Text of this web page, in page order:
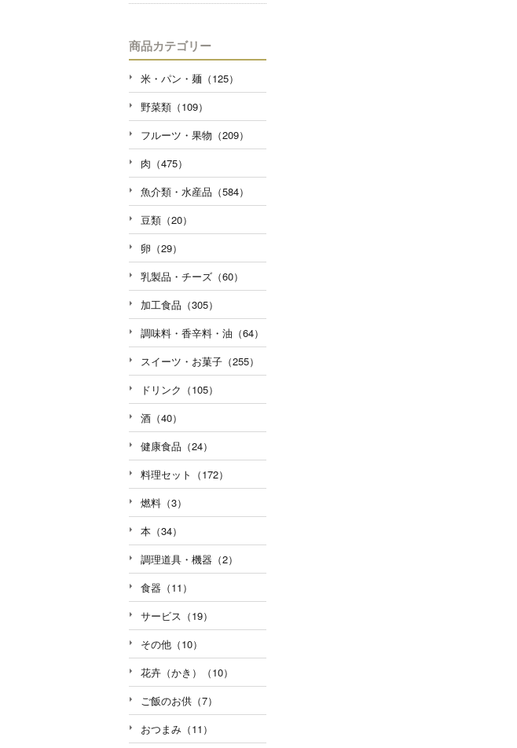
商品カテゴリー
米・パン・麺（125）
野菜類（109）
フルーツ・果物（209）
肉（475）
魚介類・水産品（584）
豆類（20）
卵（29）
乳製品・チーズ（60）
加工食品（305）
調味料・香辛料・油（64）
スイーツ・お菓子（255）
ドリンク（105）
酒（40）
健康食品（24）
料理セット（172）
燃料（3）
本（34）
調理道具・機器（2）
食器（11）
サービス（19）
その他（10）
花卉（かき）（10）
ご飯のお供（7）
おつまみ（11）